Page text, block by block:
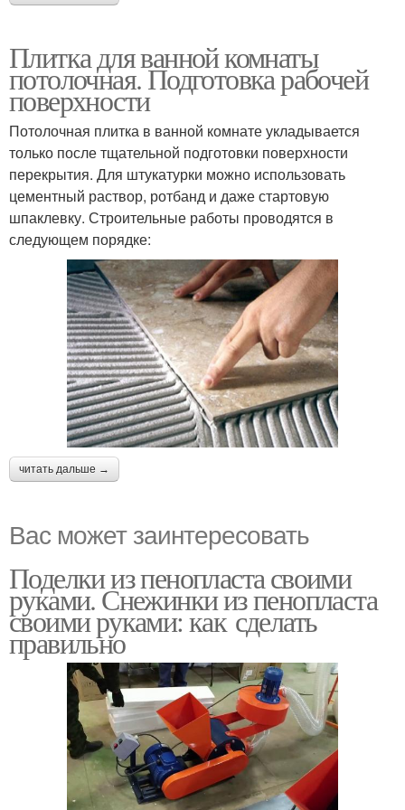
Плитка для ванной комнаты
потолочная. Подготовка рабочей
поверхности
Потолочная плитка в ванной комнате укладывается
только после тщательной подготовки поверхности
перекрытия. Для штукатурки можно использовать
цементный раствор, ротбанд и даже стартовую
шпаклевку. Строительные работы проводятся в
следующем порядке:
читать дальше →
Вас может заинтересовать
Поделки из пенопласта своими
руками. Снежинки из пенопласта
своими руками: как сделать
правильно